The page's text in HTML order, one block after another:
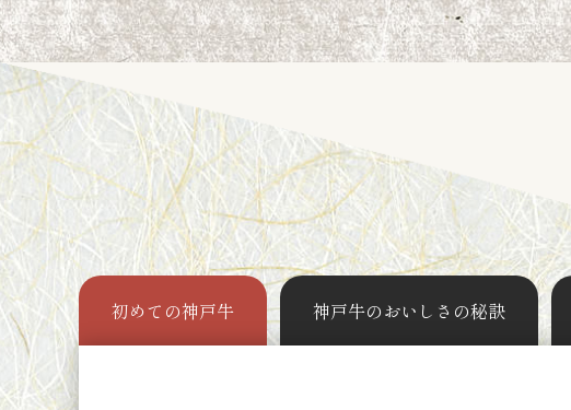
初めての神戸牛 神戸牛のおいしさの秘訣